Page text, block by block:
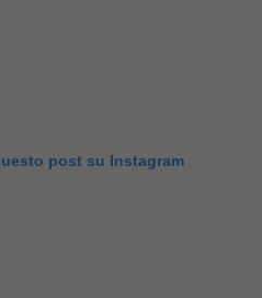
post su Instagram